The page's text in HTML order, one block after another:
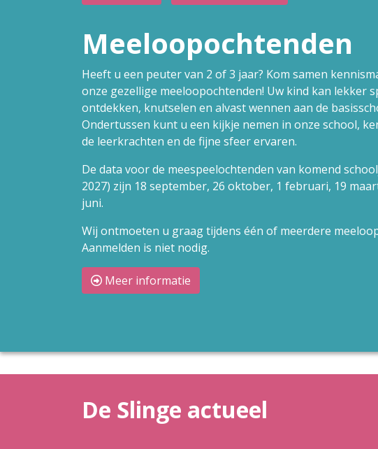
Meeloopochtenden
Heeft u een peuter van 2 of 3 jaar? Kom samen
onze gezellige meeloopochtenden! Uw kind kan lekker
ontdekken, knutselen en alvast wennen aan de
Ondertussen kunt u een kijkje nemen in onze school,
de leerkrachten en de fijne sfeer ervaren.
De data voor de meespeelochtenden van komend
2027) zijn 18 september, 26 oktober, 1 februari, 19
juni.
Wij ontmoeten u graag tijdens één of meerdere
Aanmelden is niet nodig.
Meer informatie
De Slinge actueel